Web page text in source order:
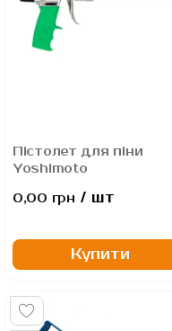
Пістолет для піни
Yoshimoto
0,00 грн / шт
Купити